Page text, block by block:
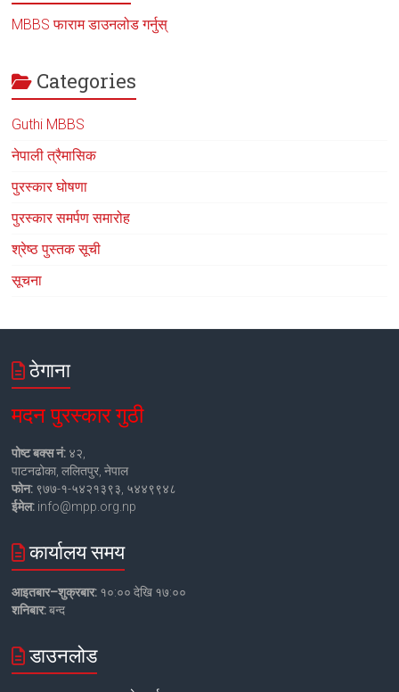
MBBS फाराम डाउनलोड गर्नुस्
Categories
Guthi MBBS
नेपाली त्रैमासिक
पुरस्कार घोषणा
पुरस्कार समर्पण समारोह
श्रेष्ठ पुस्तक सूची
सूचना
ठेगाना
मदन पुरस्कार गुठी
पोष्ट बक्स नं: ४२,
पाटनढोका, ललितपुर, नेपाल
फोन: ९७७-१-५४२१३९३, ५४४९९४८
ईमेल: info@mpp.org.np
कार्यालय समय
आइतबार–शुक्रबार: १०:०० देखि १७:००
शनिबार:बन्द
डाउनलोड